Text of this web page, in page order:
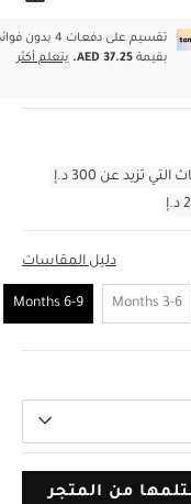
تقسيم على دفعات 4 بدون
بقيمةAED 37.25. يتعلم أكثر
تزيد عن 300 د.إ
دليل المقاسات
3-6 Months
6-9 Months
من المتجر